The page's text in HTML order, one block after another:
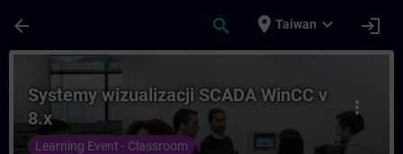
arrow_back search place Taiwan expand_more login
課程 - Systemy wizualizacji SCADA
more_vert
Systemy wizualizacji SCADA WinCC v
8.x
Learning Event - Classroom